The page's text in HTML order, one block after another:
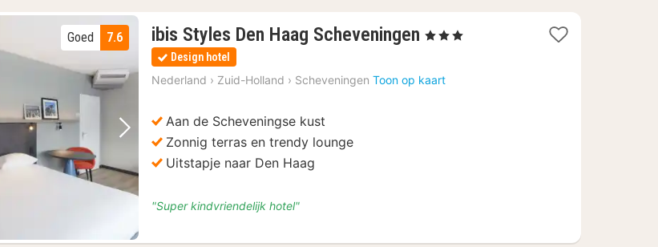
Volgende foto
7.6
Goed ibis Styles Den Haag Scheveningen 2
vanaf
€
, 3 Sterren
Design hotel
Nederland › Zuid-Holland › Scheveningen Toon op kaart
Aan de Scheveningse kust
Zonnig terras en trendy lounge
Uitstapje naar Den Haag
"Super kindvriendelijk hotel"